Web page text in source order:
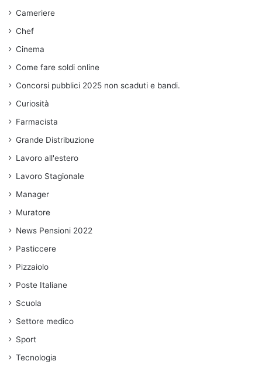
Cameriere
Chef
Cinema
Come fare soldi online
Concorsi pubblici 2025 non scaduti e bandi.
Curiosità
Farmacista
Grande Distribuzione
Lavoro all'estero
Lavoro Stagionale
Manager
Muratore
News Pensioni 2022
Pasticcere
Pizzaiolo
Poste Italiane
Scuola
Settore medico
Sport
Tecnologia